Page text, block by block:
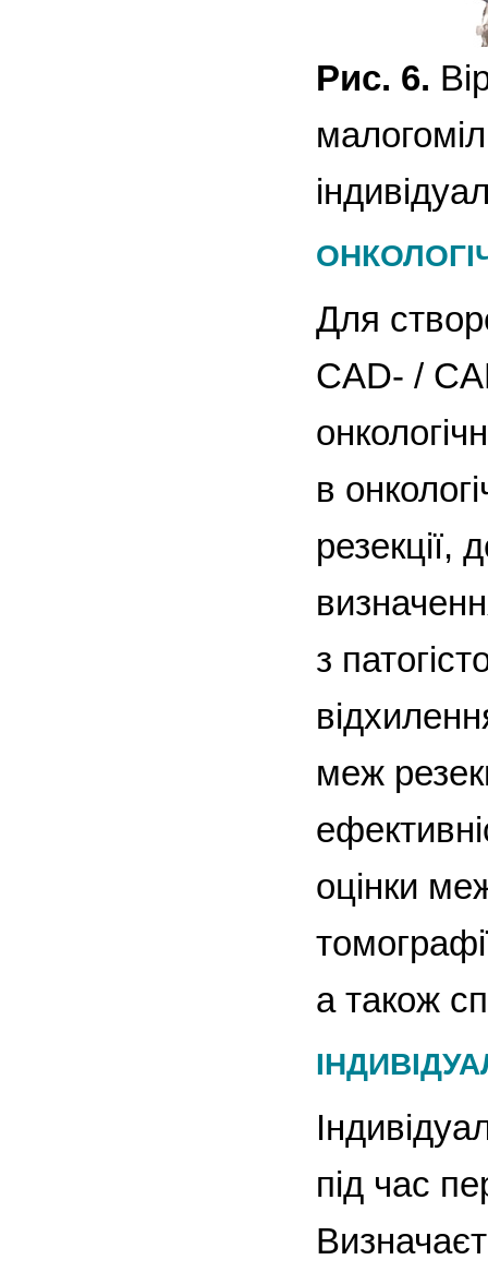
Рис. 6.
Для
CAD- /
в
резекції,
з
меж
оцінки
а також
під час